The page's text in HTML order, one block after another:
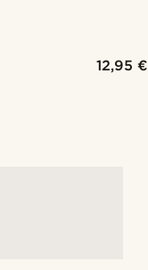
12,95 €